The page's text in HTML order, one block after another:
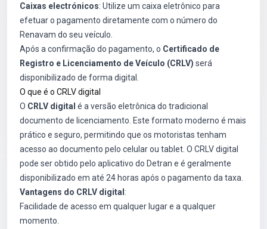
Caixas electrónicos: Utilize um caixa eletrônico para
efetuar o pagamento diretamente com o número do
Renavam do seu veículo.
Após a confirmação do pagamento, o Certificado de
Registro e Licenciamento de Veículo (CRLV) será
disponibilizado de forma digital.
O que é o CRLV digital
O CRLV digital é a versão eletrônica do tradicional
documento de licenciamento. Este formato moderno é mais
prático e seguro, permitindo que os motoristas tenham
acesso ao documento pelo celular ou tablet. O CRLV digital
pode ser obtido pelo aplicativo do Detran e é geralmente
disponibilizado em até 24 horas após o pagamento da taxa.
Vantagens do CRLV digital :
Facilidade de acesso em qualquer lugar e a qualquer
momento.